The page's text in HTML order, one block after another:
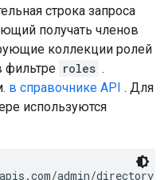
строка запроса
получать членов
коллекции ролей
фильтре roles .
в справочнике API . Для
используются
admin/directory/